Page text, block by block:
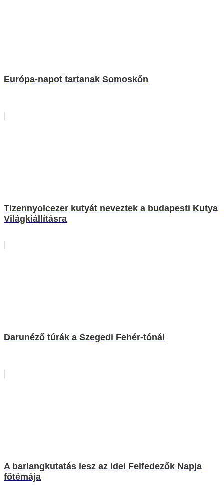
Európa-napot tartanak Somoskőn
Tizennyolcezer kutyát neveztek a budapesti Kutya
Világkiállításra
Darunéző túrák a Szegedi Fehér-tónál
A barlangkutatás lesz az idei Felfedezők Napja
főtémája